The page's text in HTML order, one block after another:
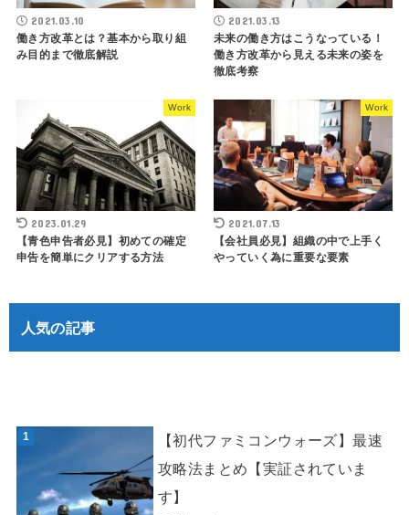
2021.03.10
働き方改革とは？基本から取り組
み目的まで徹底解説
2021.03.13
未来の働き方はこうなっている！
働き方改革から見える未来の姿を
徹底考察
Work
2023.01.29
【青色申告者必見】初めての確定
申告を簡単にクリアする方法
Work
2021.07.13
【会社員必見】組織の中で上手く
やっていく為に重要な要素
人気の記事
【初代ファミコンウォーズ】最速
攻略法まとめ【実証されていま
す】